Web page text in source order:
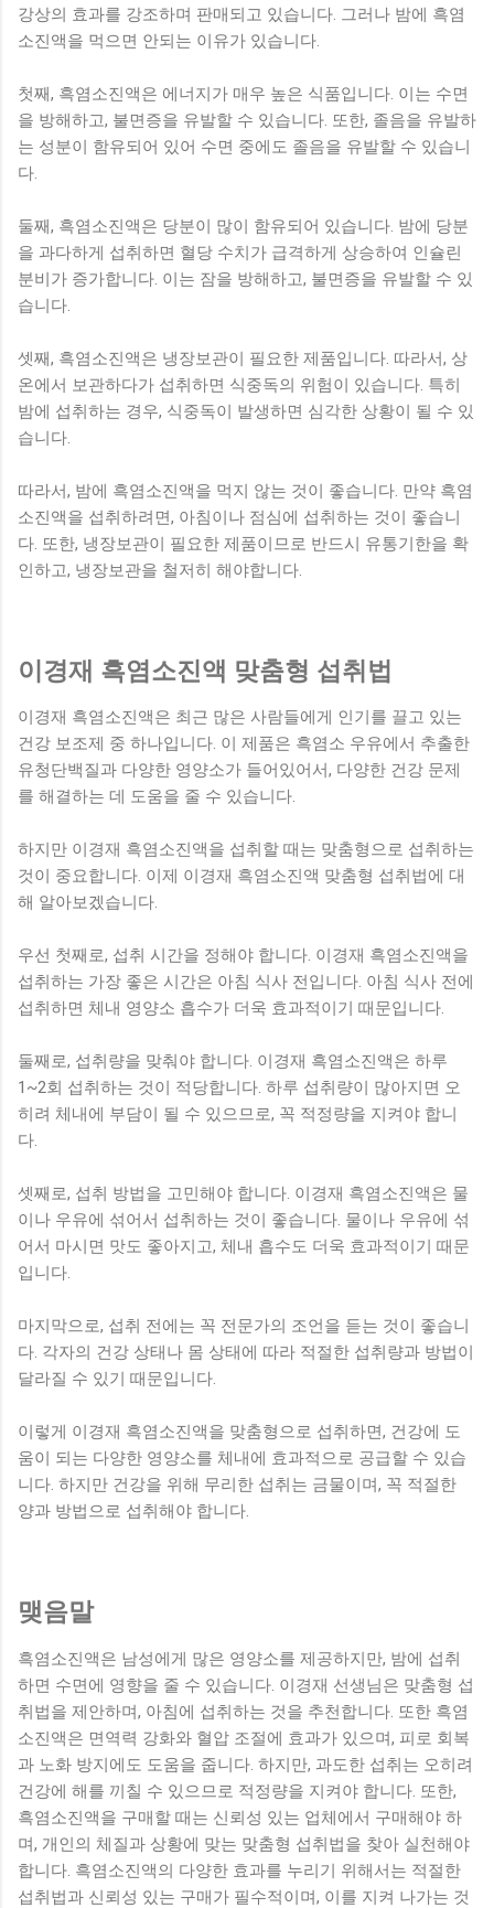
강상의 효과를 강조하며 판매되고 있습니다. 그러나 밤에 흑염
소진액을 먹으면 안되는 이유가 있습니다.
첫째, 흑염소진액은 에너지가 매우 높은 식품입니다. 이는 수면
을 방해하고, 불면증을 유발할 수 있습니다. 또한, 졸음을 유발하
는 성분이 함유되어 있어 수면 중에도 졸음을 유발할 수 있습니
다.
둘째, 흑염소진액은 당분이 많이 함유되어 있습니다. 밤에 당분
을 과다하게 섭취하면 혈당 수치가 급격하게 상승하여 인슐린
분비가 증가합니다. 이는 잠을 방해하고, 불면증을 유발할 수 있
습니다.
셋째, 흑염소진액은 냉장보관이 필요한 제품입니다. 따라서, 상
온에서 보관하다가 섭취하면 식중독의 위험이 있습니다. 특히
밤에 섭취하는 경우, 식중독이 발생하면 심각한 상황이 될 수 있
습니다.
따라서, 밤에 흑염소진액을 먹지 않는 것이 좋습니다. 만약 흑염
소진액을 섭취하려면, 아침이나 점심에 섭취하는 것이 좋습니
다. 또한, 냉장보관이 필요한 제품이므로 반드시 유통기한을 확
인하고, 냉장보관을 철저히 해야합니다.
이경재 흑염소진액 맞춤형 섭취법
이경재 흑염소진액은 최근 많은 사람들에게 인기를 끌고 있는
건강 보조제 중 하나입니다. 이 제품은 흑염소 우유에서 추출한
유청단백질과 다양한 영양소가 들어있어서, 다양한 건강 문제
를 해결하는 데 도움을 줄 수 있습니다.
하지만 이경재 흑염소진액을 섭취할 때는 맞춤형으로 섭취하는
것이 중요합니다. 이제 이경재 흑염소진액 맞춤형 섭취법에 대
해 알아보겠습니다.
우선 첫째로, 섭취 시간을 정해야 합니다. 이경재 흑염소진액을
섭취하는 가장 좋은 시간은 아침 식사 전입니다. 아침 식사 전에
섭취하면 체내 영양소 흡수가 더욱 효과적이기 때문입니다.
둘째로, 섭취량을 맞춰야 합니다. 이경재 흑염소진액은 하루
1~2회 섭취하는 것이 적당합니다. 하루 섭취량이 많아지면 오
히려 체내에 부담이 될 수 있으므로, 꼭 적정량을 지켜야 합니
다.
셋째로, 섭취 방법을 고민해야 합니다. 이경재 흑염소진액은 물
이나 우유에 섞어서 섭취하는 것이 좋습니다. 물이나 우유에 섞
어서 마시면 맛도 좋아지고, 체내 흡수도 더욱 효과적이기 때문
입니다.
마지막으로, 섭취 전에는 꼭 전문가의 조언을 듣는 것이 좋습니
다. 각자의 건강 상태나 몸 상태에 따라 적절한 섭취량과 방법이
달라질 수 있기 때문입니다.
이렇게 이경재 흑염소진액을 맞춤형으로 섭취하면, 건강에 도
움이 되는 다양한 영양소를 체내에 효과적으로 공급할 수 있습
니다. 하지만 건강을 위해 무리한 섭취는 금물이며, 꼭 적절한
양과 방법으로 섭취해야 합니다.
맺음말
흑염소진액은 남성에게 많은 영양소를 제공하지만, 밤에 섭취
하면 수면에 영향을 줄 수 있습니다. 이경재 선생님은 맞춤형 섭
취법을 제안하며, 아침에 섭취하는 것을 추천합니다. 또한 흑염
소진액은 면역력 강화와 혈압 조절에 효과가 있으며, 피로 회복
과 노화 방지에도 도움을 줍니다. 하지만, 과도한 섭취는 오히려
건강에 해를 끼칠 수 있으므로 적정량을 지켜야 합니다. 또한,
흑염소진액을 구매할 때는 신뢰성 있는 업체에서 구매해야 하
며, 개인의 체질과 상황에 맞는 맞춤형 섭취법을 찾아 실천해야
합니다. 흑염소진액의 다양한 효과를 누리기 위해서는 적절한
섭취법과 신뢰성 있는 구매가 필수적이며, 이를 지켜 나가는 것